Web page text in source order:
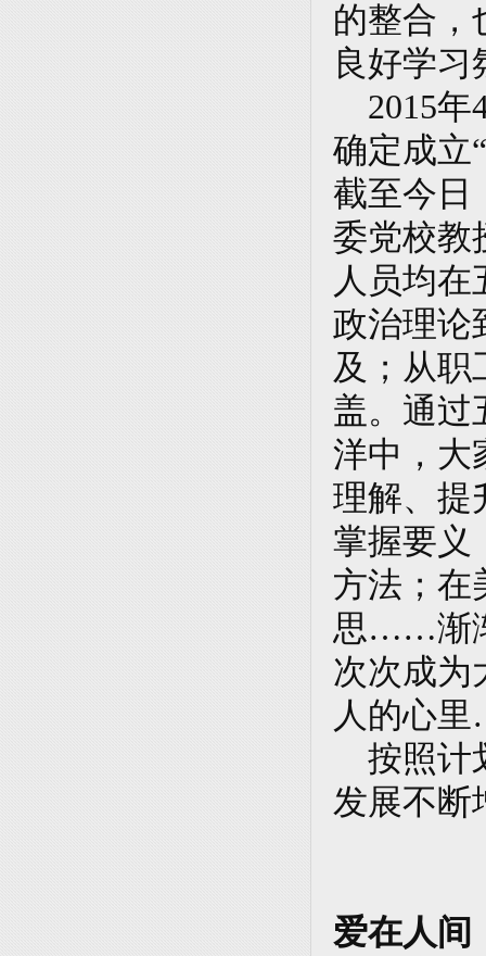
的整合，
良好学
2015年
确定成立
截至今日
委党校教
人员均
政治理论
及；从职
盖。通过
洋中，大
理解、提
掌握要义
方法；在
思……渐
次次成为
人的心
按照计
发展不断
爱在人间